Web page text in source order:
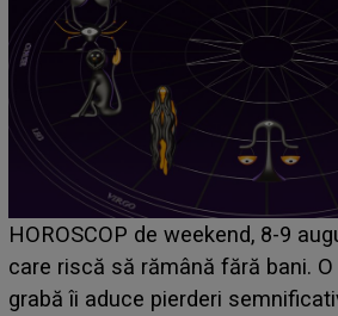
Emanuel a ținut ACEST DETALIU
acum! În fața Alexandrei,
face o MĂRTURISIRE